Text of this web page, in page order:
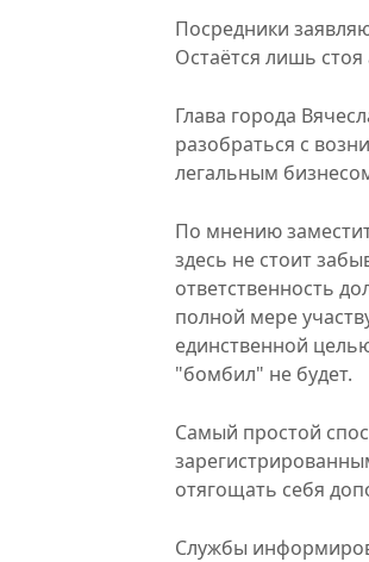
Посредники
Остаётся лишь
Глава города
разобраться с
легальным
По мнению
здесь не стоит
ответственность
полной мере
единственной
"бомбил" не будет.
Самый простой
отягощать себя
Службы